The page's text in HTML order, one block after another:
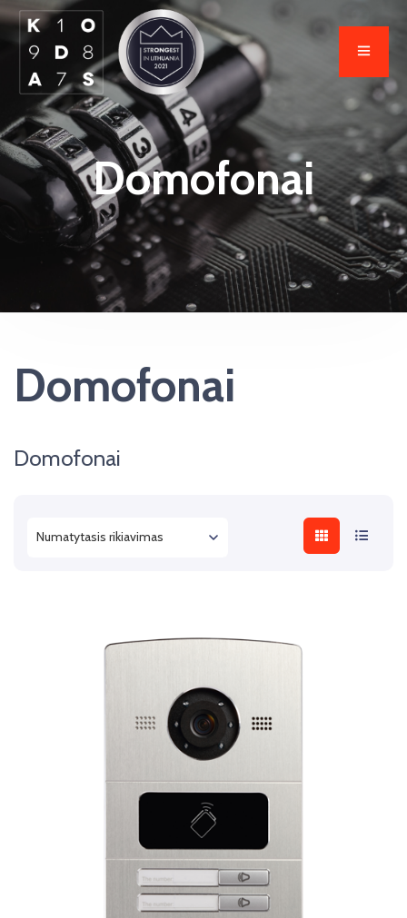
Domofonai
Domofonai
Domofonai